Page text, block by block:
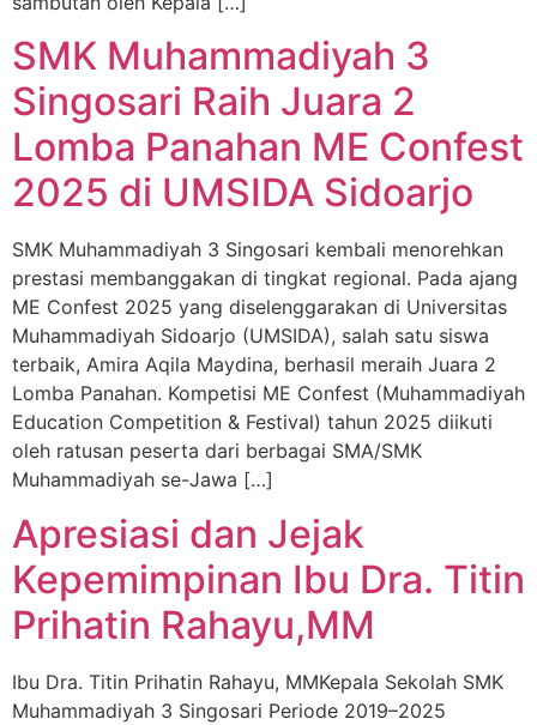
SMK Muhammadiyah 3
Singosari Raih Juara 2
Lomba Panahan ME Confest
2025 di UMSIDA Sidoarjo
SMK Muhammadiyah 3 Singosari kembali menorehkan
prestasi membanggakan di tingkat regional. Pada ajang
ME Confest 2025 yang diselenggarakan di Universitas
Muhammadiyah Sidoarjo (UMSIDA), salah satu siswa
terbaik, Amira Aqila Maydina, berhasil meraih Juara 2
Lomba Panahan. Kompetisi ME Confest (Muhammadiyah
Education Competition & Festival) tahun 2025 diikuti
oleh ratusan peserta dari berbagai SMA/SMK
Muhammadiyah se-Jawa […]
Apresiasi dan Jejak
Kepemimpinan Ibu Dra. Titin
Prihatin Rahayu,MM
Ibu Dra. Titin Prihatin Rahayu, MMKepala Sekolah SMK
Muhammadiyah 3 Singosari Periode 2019–2025